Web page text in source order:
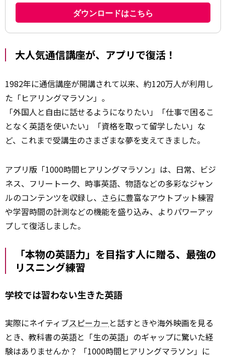
大人気通信講座が、アプリで復活！
1982年に通信講座が開講されて以来、約120万人が利用し
た「ヒアリングマラソン」。
「外国人と自由に話せるようになりたい」「仕事で困るこ
となく英語を使いたい」「資格を取って留学したい」な
ど、これまで受講生のさまざまな夢を支えてきました。
アプリ版「1000時間ヒアリングマラソン」は、日常、ビジ
ネス、フリートーク、時事英語、物語などの多彩なジャン
ルのコンテンツを収録し、 さらに豊富なアウトプット練習
や学習時間の計測などの機能を盛り込み、よりパワーアッ
プして復活しました。
「本物の英語力」を目指す人に贈る、最強の
リスニング練習
学校では習わない生きた英語
実際にネイティブスピーカー と話すときや海外映画を見る
とき、教科書の英語と「生の英語」のギャップに驚いた経
験はありませんか？ 「1000時間ヒアリングマラソン」に